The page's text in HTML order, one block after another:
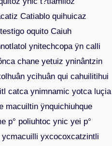
Catiablo quihuicaz
oquito Caiuh
ynitechcopa ÿn calli
chane yetuiz yninântzin
ycihuân qui cahuilitihui
catca ynimnamic yotca luçia
macuiltin ÿnquichiuhque
p° poliuhtoc ynic yei p°
yxcocoxcatzintli